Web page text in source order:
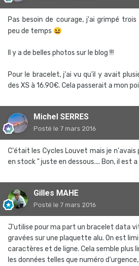
Pas besoin de courage, j'ai grimpé
peu de temps 😆
Il y a de belles photos sur le blog !!!
Pour le bracelet, j'ai vu qu'il y avait
des XS à 16.90€. Cela passerait a mon
Michel SERRES
Posté le 7 mars 2016
C'était les Cycles Louvet mais je n'avais
en stock " juste en dessous.... Bon, il est a
Gilles MAHE
Posté le 7 mars 2016
J'utilise pour ma part un bracelet data
gravées sur une plaquette alu. On est
caractères et de ligne. Cela semble plus
les données telles que numéro